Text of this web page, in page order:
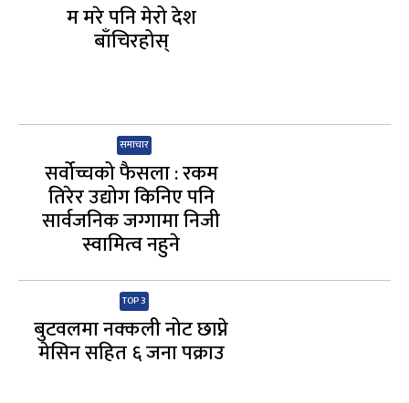
म मरे पनि मेरो देश
बाँचिरहोस्
समाचार
सर्वोच्चको फैसला : रकम
तिरेर उद्योग किनिए पनि
सार्वजनिक जग्गामा निजी
स्वामित्व नहुने
TOP 3
बुटवलमा नक्कली नोट छाप्ने
मेसिन सहित ६ जना पक्राउ